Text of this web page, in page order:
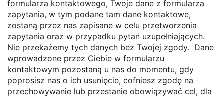
formularza kontaktowego, Twoje dane z formularza
zapytania, w tym podane tam dane kontaktowe,
zostaną przez nas zapisane w celu przetworzenia
zapytania oraz w przypadku pytań uzupełniających.
Nie przekażemy tych danych bez Twojej zgody. Dane
wprowadzone przez Ciebie w formularzu
kontaktowym pozostaną u nas do momentu, gdy
poprosisz nas o ich usunięcie, cofniesz zgodę na
przechowywanie lub przestanie obowiązywać cel, dla